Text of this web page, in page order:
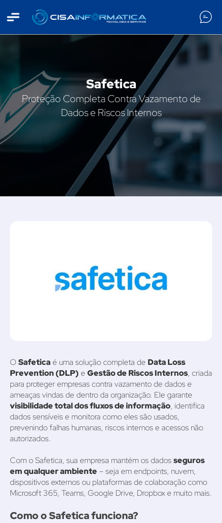
Safetica
Proteção Completa Contra Vazamento de
Dados e Riscos Internos
OSafeticaé uma solução completa de Data Loss
Prevention (DLP) e Gestão de Riscos Internos, criada
para proteger empresas contra vazamento de dados e
ameaças vindas de dentro da organização. Ele garante
visibilidade total dos fluxos de informação, identifica
dados sensíveis e monitora como eles são usados,
prevenindo falhas humanas, riscos internos e acessos não
autorizados.
Com o Safetica, sua empresa mantém os dadosseguros
em qualquer ambiente – seja em endpoints, nuvem,
dispositivos externos ou plataformas de colaboração como
Microsoft 365, Teams, Google Drive, Dropbox e muito mais.
Como o Safetica funciona?